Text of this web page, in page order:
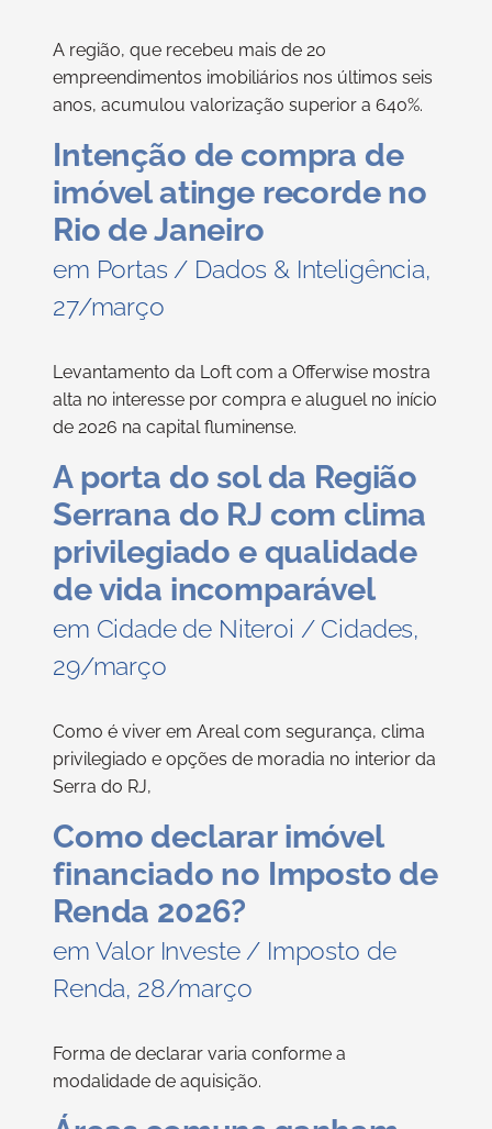
A região, que recebeu mais de 20
empreendimentos imobiliários nos últimos seis
anos, acumulou valorização superior a 640%.
Intenção de compra de
imóvel atinge recorde no
Rio de Janeiro
em Portas / Dados & Inteligência,
27/março
Levantamento da Loft com a Offerwise mostra
alta no interesse por compra e aluguel no início
de 2026 na capital fluminense.
A porta do sol da Região
Serrana do RJ com clima
privilegiado e qualidade
de vida incomparável
em Cidade de Niteroi / Cidades,
29/março
Como é viver em Areal com segurança, clima
privilegiado e opções de moradia no interior da
Serra do RJ,
Como declarar imóvel
financiado no Imposto de
Renda 2026?
em Valor Investe / Imposto de
Renda, 28/março
Forma de declarar varia conforme a
modalidade de aquisição.